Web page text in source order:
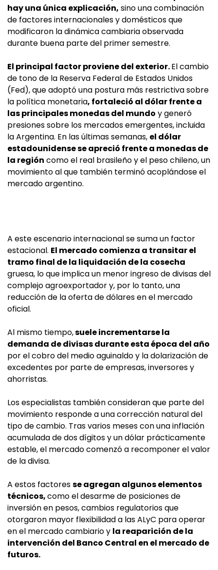
hay una única explicación, sino una combinación
de factores internacionales y domésticos que
modificaron la dinámica cambiaria observada
durante buena parte del primer semestre.
El principal factor proviene del exterior.El cambio
de tono de la Reserva Federal de Estados Unidos
(Fed), que adoptó una postura más restrictiva sobre
la política monetaria, fortaleció al dólar frente a
las principales monedas del mundo y generó
presiones sobre los mercados emergentes, incluida
la Argentina. En las últimas semanas, el dólar
estadounidense se apreció frente a monedas de
la región como el real brasileño y el peso chileno, un
movimiento al que también terminó acoplándose el
mercado argentino.
A este escenario internacional se suma un factor
estacional. El mercado comienza a transitar el
tramo final de la liquidación de la cosecha
gruesa, lo que implica un menor ingreso de divisas del
complejo agroexportador y, por lo tanto, una
reducción de la oferta de dólares en el mercado
oficial.
Al mismo tiempo,suele incrementarse la
demanda de divisas durante esta época del año
por el cobro del medio aguinaldo y la dolarización de
excedentes por parte de empresas, inversores y
ahorristas.
Los especialistas también consideran que parte del
movimiento responde a una corrección natural del
tipo de cambio. Tras varios meses con una inflación
acumulada de dos dígitos y un dólar prácticamente
estable, el mercado comenzó a recomponer el valor
de la divisa.
A estos factoresse agregan algunos elementos
técnicos,como el desarme de posiciones de
inversión en pesos, cambios regulatorios que
otorgaron mayor flexibilidad a las ALyC para operar
en el mercado cambiario y la reaparición de la
intervención del Banco Central en el mercado de
futuros.